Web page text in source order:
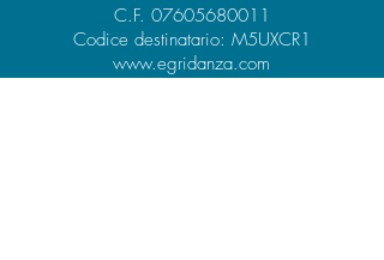
C.F. 07605680011
Codice destinatario: M5UXCR1
www.egridanza.com